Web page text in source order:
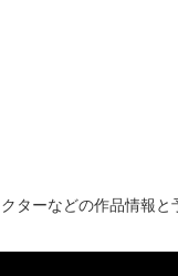
ターなどの作品情報と